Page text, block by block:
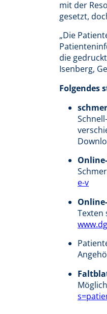
mit der
gesetzt,
„Die
die
Isenberg,
Folgendes
e-v
Texten